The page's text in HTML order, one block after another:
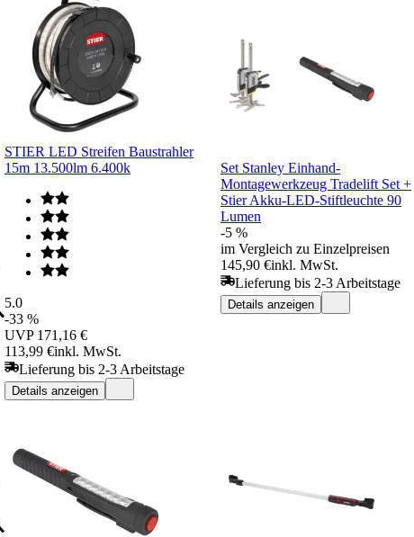
STIER LED Streifen Baustrahler
15m 13.500lm 6.400k
5.0
-33 %
UVP 171,16 €
113,99 €inkl. MwSt.
Lieferung bis 2-3 Arbeitstage
Details anzeigen
Set Stanley Einhand-
Montagewerkzeug Tradelift Set +
Stier Akku-LED-Stiftleuchte 90
Lumen
-5 %
im Vergleich zu Einzelpreisen
145,90 €inkl. MwSt.
Lieferung bis 2-3 Arbeitstage
Details anzeigen